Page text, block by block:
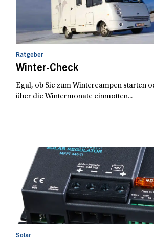
Ratgeber
Winter-Check
Egal, ob Sie zum Wintercampen starten
über die Wintermonate einmotten...
Solar